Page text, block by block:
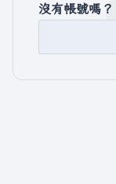
沒有帳號嗎？